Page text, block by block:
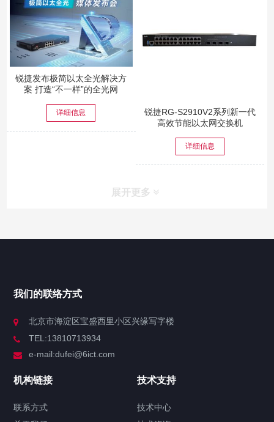
锐捷发布极简以太全光解决方
案 打造“不一样”的全光网
详细信息
锐捷RG-S2910V2系列新一代
高效节能以太网交换机
详细信息
展开更多
网站导航
解决方案
产品中心 新闻中心
我们的联络方式
北京市海淀区宝盛西里小区兴缘写字楼
TEL:13810713934
e-mail:dufei@6ict.com
机构链接
联系方式
技术支持
技术中心